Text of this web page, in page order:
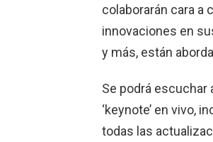
colaborarán cara a
innovaciones en
y más, están
Se podrá
‘keynote’ en vivo,
todas las